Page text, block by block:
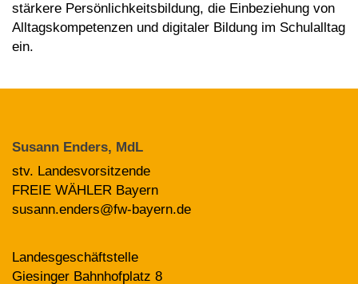
stärkere Persönlichkeitsbildung, die Einbeziehung von
Alltagskompetenzen und digitaler Bildung im Schulalltag
ein.
Susann Enders, MdL
stv. Landesvorsitzende
FREIE WÄHLER Bayern
susann.enders@fw-bayern.de
Landesgeschäftstelle
Giesinger Bahnhofplatz 8